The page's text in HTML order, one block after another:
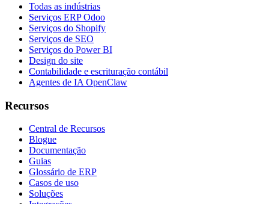
Todas as indústrias
Serviços ERP Odoo
Serviços do Shopify
Serviços de SEO
Serviços do Power BI
Design do site
Contabilidade e escrituração contábil
Agentes de IA OpenClaw
Recursos
Central de Recursos
Blogue
Documentação
Guias
Glossário de ERP
Casos de uso
Soluções